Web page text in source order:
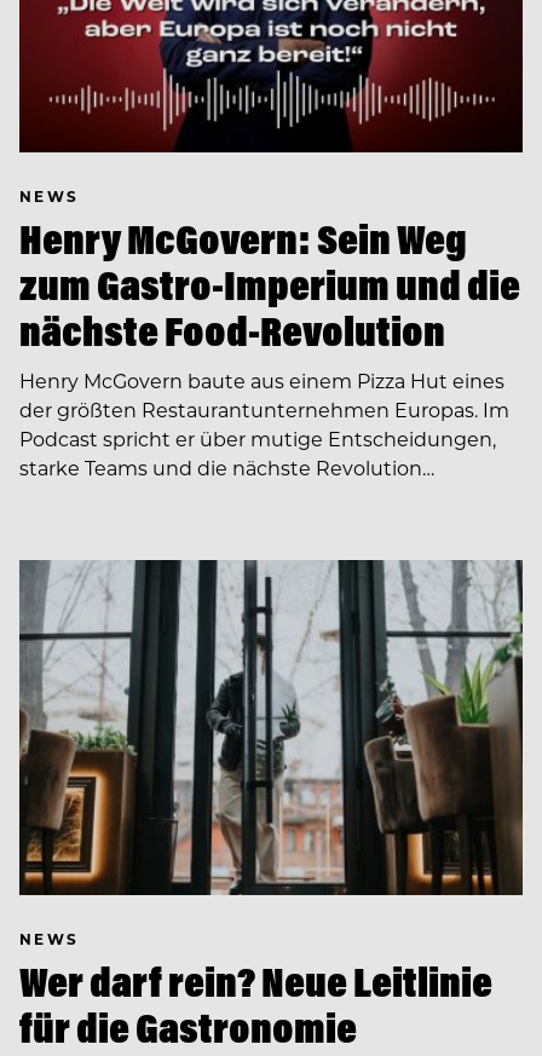
NEWS
Henry McGovern: Sein Weg
zum Gastro-Imperium und die
nächste Food-Revolution
Henry McGovern baute aus einem Pizza Hut eines
der größten Restaurantunternehmen Europas. Im
Podcast spricht er über mutige Entscheidungen,
starke Teams und die nächste Revolution…
NEWS
Wer darf rein? Neue Leitlinie
für die Gastronomie